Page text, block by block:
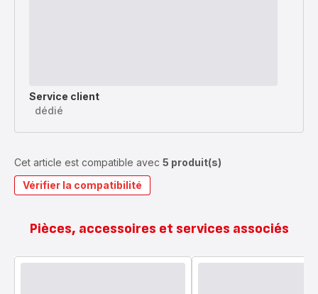
Service client
dédié
Cet article est compatible avec 5 produit(s)
Vérifier la compatibilité
Pièces, accessoires et services associés